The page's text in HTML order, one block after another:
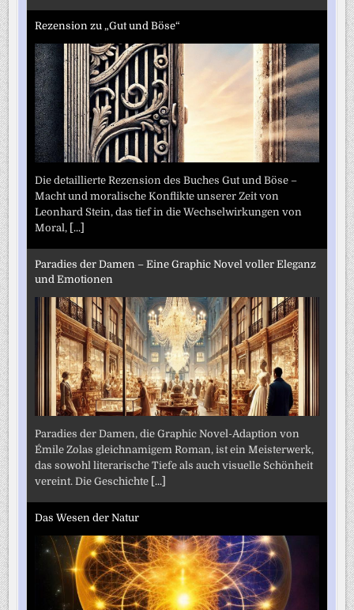
Rezension zu „Gut und Böse“
Die detaillierte Rezension des Buches Gut und Böse –
Macht und moralische Konflikte unserer Zeit von
Leonhard Stein, das tief in die Wechselwirkungen von
Moral, [...]
Paradies der Damen – Eine Graphic Novel voller Eleganz
und Emotionen
Paradies der Damen, die Graphic Novel-Adaption von
Émile Zolas gleichnamigem Roman, ist ein Meisterwerk,
das sowohl literarische Tiefe als auch visuelle Schönheit
vereint. Die Geschichte [...]
Das Wesen der Natur